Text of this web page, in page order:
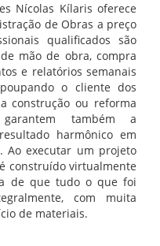
Nícolas Kílaris oferece
de Obras a preço
qualificados são
mão de obra, compra
e relatórios semanais
o cliente dos
construção ou reforma
também a
harmônico em
Ao executar um projeto
construído virtualmente
de que tudo o que foi
com muita
de materiais.